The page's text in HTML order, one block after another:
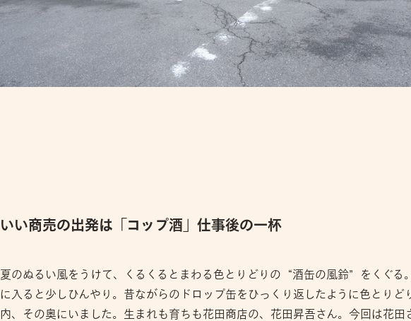
いい商売の出発は「コップ酒」仕事後の一杯
夏のぬるい風をうけて、くるくるとまわる色とりどりの“酒缶の風鈴”をくぐる
に入ると少しひんやり。昔ながらのドロップ缶をひっくり返したように色とりど
内、その奥にいました。生まれも育ちも花田商店の、花田昇吾さん。今回は花田